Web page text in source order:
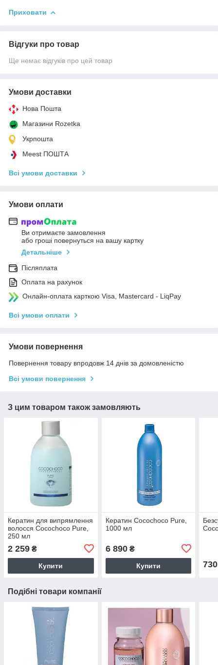
Приховати
Відгуки про товар
Ще немає відгуків про цей товар
Умови доставки
Нова Пошта
Магазини Rozetka
Укрпошта
Meest ПОШТА
Всі умови доставки
Умови оплати
Ви отримаєте замовлення
або гроші повернуться на вашу картку
Детальніше
Післяплата
Оплата на рахунок
Онлайн-оплата карткою Visa, Mastercard - LiqPay
Всі умови оплати
Умови повернення
Повернення товару впродовж 14 днів за домовленістю
Всі умови повернення
З цим товаром також замовляють
Кератин для випрямлення
волосся Cocochoco Pure,
250 мл
2 259 ₴
Купити
Кератин Cocochoco Pure,
1000 мл
6 890₴
Купити 730
Подібні товари компанії